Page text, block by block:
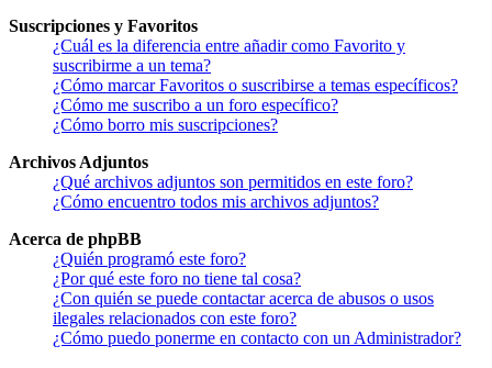
Suscripciones y Favoritos
¿Cuál es la diferencia entre añadir como Favorito y
suscribirme a un tema?
¿Cómo marcar Favoritos o suscribirse a temas específicos?
¿Cómo me suscribo a un foro específico?
¿Cómo borro mis suscripciones?
Archivos Adjuntos
¿Qué archivos adjuntos son permitidos en este foro?
¿Cómo encuentro todos mis archivos adjuntos?
Acerca de phpBB
¿Quién programó este foro?
¿Por qué este foro no tiene tal cosa?
¿Con quién se puede contactar acerca de abusos o usos
ilegales relacionados con este foro?
¿Cómo puedo ponerme en contacto con un Administrador?